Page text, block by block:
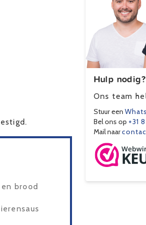
brood
Hulp nodig?
Ons team
Stuur een
Bel ons op +31
Mail naar